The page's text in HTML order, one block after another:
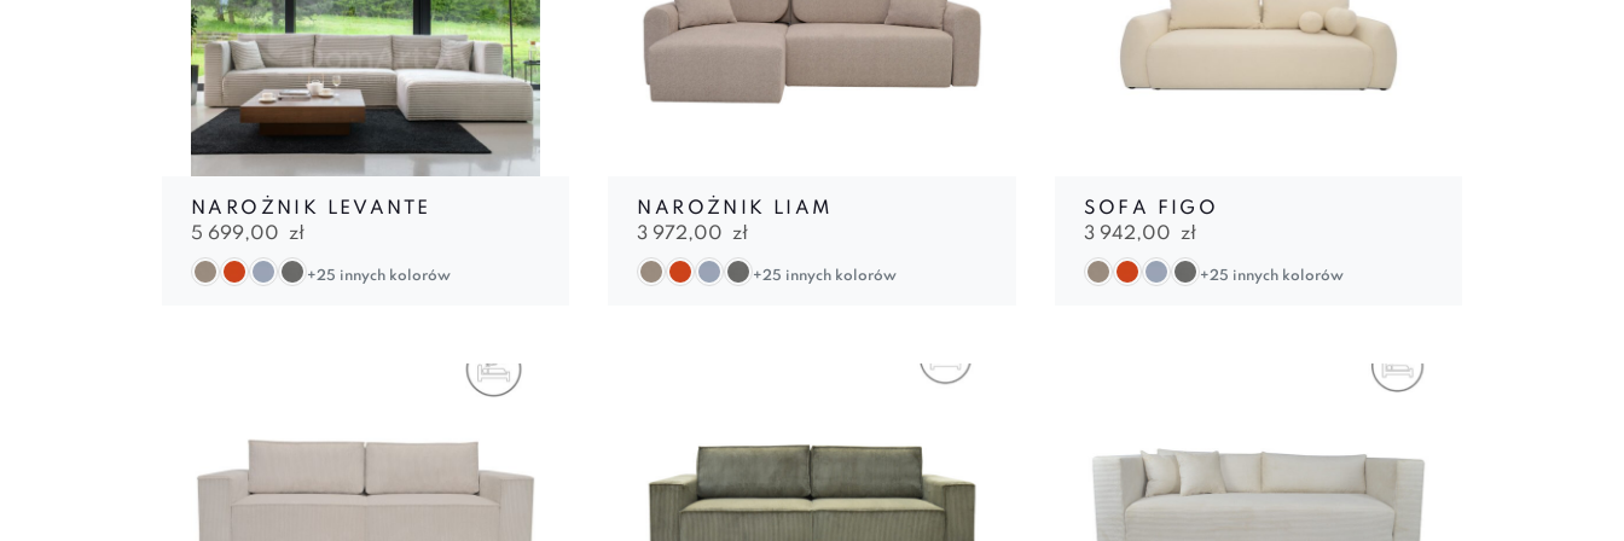
NAROŻNIK LEVANTE
5 699,00 zł
+25 innych kolorów
NAROŻNIK LIAM
3 972,00 zł
+25 innych kolorów
SOFA FIGO
3 942,00 zł
+25 innych kolorów